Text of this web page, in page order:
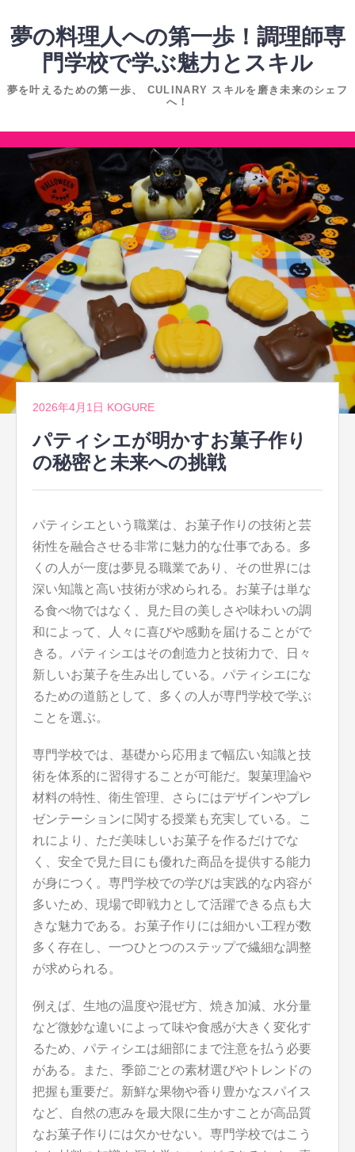
ン
ツ
夢の料理人への第一歩！調理師専
門学校で学ぶ魅力とスキル
夢を叶えるための第一歩、 CULINARY スキルを磨き未来のシェフ
へ！
コ
ツ
へ
ス
キ
ッ
プ
2026年4月1日 KOGURE
パティシエが明かすお菓子作り
の秘密と未来への挑戦
パティシエという職業は、お菓子作りの技術と芸
術性を融合させる非常に魅力的な仕事である。 多
くの人が一度は夢見る職業であり、その世界には
深い知識と高い技術が求められる。お菓子は単な
る食べ物ではなく、見た目の美しさや味わいの調
和によって、人々に喜びや感動を届けることがで
きる。パティシエはその創造力と技術力で、日々
新しいお菓子を生み出している。パティシエにな
るための道筋として、多くの人が専門学校で学ぶ
ことを選ぶ。
専門学校では、基礎から応用まで幅広い知識と技
術を体系的に習得することが可能だ。製菓理論や
材料の特性、衛生管理、さらにはデザインやプレ
ゼンテーションに関する授業も充実している。こ
れにより、ただ美味しいお菓子を作るだけでな
く、安全で見た目にも優れた商品を提供する能力
が身につく。専門学校での学びは実践的な内容が
多いため、現場で即戦力として活躍できる点も大
きな魅力である。お菓子作りには細かい工程が数
多く存在し、一つひとつのステップで繊細な調整
が求められる。
例えば、生地の温度や混ぜ方、焼き加減、水分量
など微妙な違いによって味や食感が大きく変化す
るため、パティシエは細部にまで注意を払う必要
がある。また、季節ごとの素材選びやトレンドの
把握も重要だ。新鮮な果物や香り豊かなスパイス
など、自然の恵みを最大限に生かすことが高品質
なお菓子作りには欠かせない。専門学校ではこう